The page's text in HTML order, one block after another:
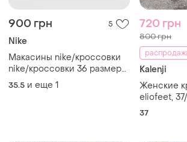
900 грн 5
Nike
Макасины nike/кроссовки
nike/кроссовки 36 размера/
макасины/кросівки nike/
взуття 36 розміру/36р/nike/
35.5 и еще 1
720 грн
800 грн
Kalenji
Женские
eliofeet,
37